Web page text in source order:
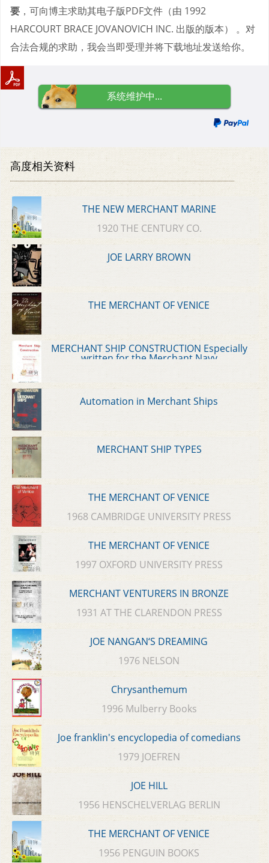
要 ，可向博主求助其电子版PDF文件（由 1992
HARCOURT BRACE JOVANOVICH INC. 出版的版本） 。对
合法合规的求助，我会当即受理并将下载地址发送给你。
系统维护中...
高度相关资料
THE NEW MERCHANT MARINE
1920 THE CENTURY CO.
JOE LARRY BROWN
THE MERCHANT OF VENICE
MERCHANT SHIP CONSTRUCTION Especially
written for the Merchant Navy
Automation in Merchant Ships
MERCHANT SHIP TYPES
THE MERCHANT OF VENICE
1968 CAMBRIDGE UNIVERSITY PRESS
THE MERCHANT OF VENICE
1997 OXFORD UNIVERSITY PRESS
MERCHANT VENTURERS IN BRONZE
1931 AT THE CLARENDON PRESS
JOE NANGAN‘S DREAMING
1976 NELSON
Chrysanthemum
1996 Mulberry Books
Joe franklin's encyclopedia of comedians
1979 JOEFREN
JOE HILL
1956 HENSCHELVERLAG BERLIN
THE MERCHANT OF VENICE
1956 PENGUIN BOOKS